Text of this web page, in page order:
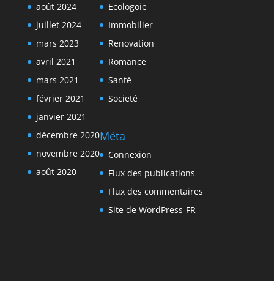
août 2024
juillet 2024
mars 2023
avril 2021
mars 2021
février 2021
janvier 2021
décembre 2020
novembre 2020
août 2020
Ecologoie
Immobilier
Renovation
Romance
Santé
Societé
Méta
Connexion
Flux des publications
Flux des commentaires
Site de WordPress-FR